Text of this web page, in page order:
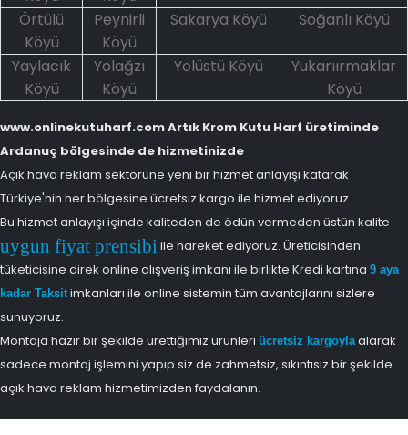
Örtülü
Köyü
Peynirli
Köyü
Sakarya Köyü Soğanlı Köyü
Yaylacık
Köyü
Yolağzı
Köyü
Yolüstü Köyü
Yukarıırmaklar
Köyü
www.onlinekutuharf.com Artık Krom Kutu Harf üretiminde
Ardanuç bölgesinde de hizmetinizde
Açık hava reklam sektörüne yeni bir hizmet anlayışı katarak
Türkiye'nin her bölgesine ücretsiz kargo ile hizmet ediyoruz.
Bu hizmet anlayışı içinde kaliteden de ödün vermeden üstün kalite
uygun fiyat prensibi ile hareket ediyoruz. Üreticisinden
tüketicisine direk online alışveriş imkanı ile birlikte Kredi kartına 9 aya
kadar Taksitimkanları ile online sistemin tüm avantajlarını sizlere
sunuyoruz.
Montaja hazır bir şekilde ürettiğimiz ürünleri ücretsiz kargoylaalarak
sadece montaj işlemini yapıp siz de zahmetsiz, sıkıntısız bir şekilde
açık hava reklam hizmetimizden faydalanın.